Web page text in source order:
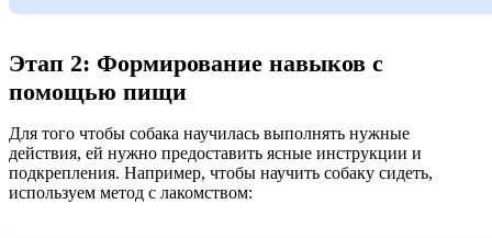
Этап 2: Формирование навыков с
помощью пищи
Для того чтобы собака научилась выполнять нужные
действия, ей нужно предоставить ясные инструкции и
подкрепления. Например, чтобы научить собаку сидеть,
используем метод с лакомством: